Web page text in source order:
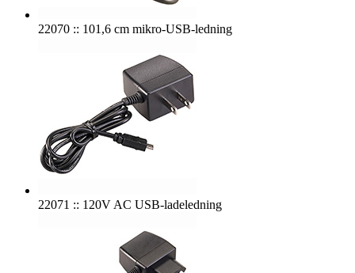
22070 :: 101,6 cm mikro-USB-ledning
22071 :: 120V AC USB-ladeledning